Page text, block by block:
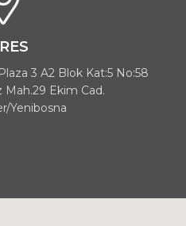
3 A2 Blok Kat:5 No:58
Mah.29 Ekim Cad.
Yenibosna